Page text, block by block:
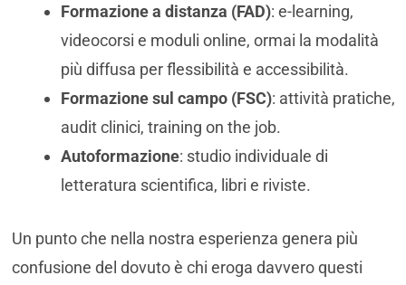
Formazione a distanza (FAD): e-learning,
videocorsi e moduli online, ormai la modalità
più diffusa per flessibilità e accessibilità.
Formazione sul campo (FSC): attività pratiche,
audit clinici, training on the job.
Autoformazione: studio individuale di
letteratura scientifica, libri e riviste.
Un punto che nella nostra esperienza genera più
confusione del dovuto è chi eroga davvero questi